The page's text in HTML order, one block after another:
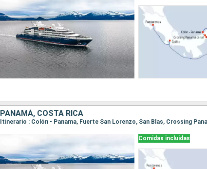
PANAMÁ, COSTA RICA
Comidas incluidas